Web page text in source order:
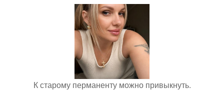
К старому перманенту можно привыкнуть.